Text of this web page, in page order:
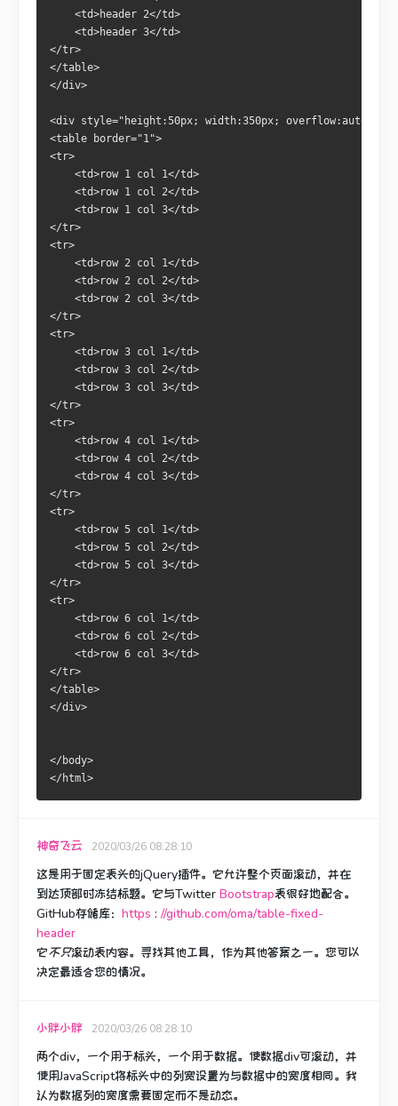
	<td>header 2</td>
	<td>header 3</td>
</tr>
</table>
</div>
<div style="height:50px; width:350px; overflow:auto">
<table border="1">
<tr>
	<td>row 1 col 1</td>
	<td>row 1 col 2</td>
</tr>
<tr>
	<td>row 2 col 1</td>
	<td>row 2 col 2</td>
</tr>
<tr>
	<td>row 3 col 1</td>
	<td>row 3 col 2</td>
</tr>
<tr>
	<td>row 4 col 1</td>
	<td>row 4 col 2</td>
</tr>
<tr>
	<td>row 5 col 1</td>
	<td>row 5 col 2</td>
</tr>
<tr>
	<td>row 6 col 1</td>
	<td>row 6 col 2</td>
</tr>
</table>
</div>
</body>
</html>
神奇飞云 2020/03/26 08:28:10
这是用于固定表头的jQuery插件。 它允许整个页面滚动，并在
到达顶部时冻结标题。 它与Twitter Bootstrap表很好地配合。
GitHub存储库： https : //github.com/oma/table-fixed-
header
它不只滚动表内容。 寻找其他工具，作为其他答案之一。 您可以
决定最适合您的情况。
小胖小胖 2020/03/26 08:28:10
两个div，一个用于标头，一个用于数据。 使数据div可滚动，并
使用JavaScript将标头中的列宽设置为与数据中的宽度相同。 我
认为数据列的宽度需要固定而不是动态。